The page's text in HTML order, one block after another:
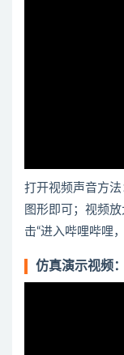
打开视频声音方
图形即可；视频
击“进入哔哩哔哩
仿真演示视频：